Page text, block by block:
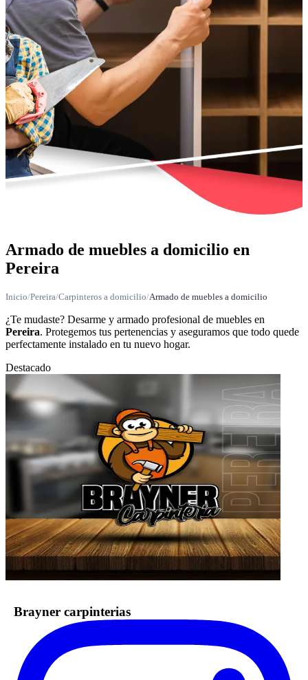
Armado de muebles a domicilio en
Pereira
Inicio/Pereira/Carpinteros a domicilio/Armado de muebles a domicilio
¿Te mudaste? Desarme y armado profesional de muebles en
Pereira. Protegemos tus pertenencias y aseguramos que todo quede
perfectamente instalado en tu nuevo hogar.
Destacado
Brayner carpinterias